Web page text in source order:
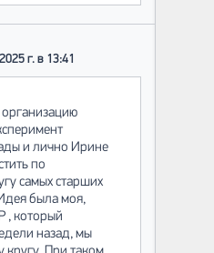
г. в 13:41
организацию
и лично Ирине
по
самых старших
была моя,
, который
назад, мы